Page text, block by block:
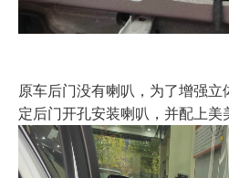
原车后门没有喇叭，为了增强
定后门开孔安装喇叭，并配上美